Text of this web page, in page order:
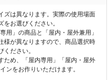
ズは異なります。実際の使用場面
お選びください。
」の商品と「屋内・屋外兼用」
様が異なりますので、商品選択時
ださい。
ため、「屋内専用」「屋内・屋外
ンをお作りいただけます。